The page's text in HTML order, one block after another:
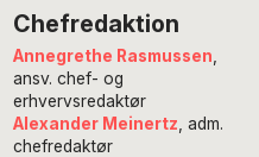
Chefredaktion
Annegrethe Rasmussen
ansv. chef- og
erhvervsredaktør
Alexander Meinertz , adm.
chefredaktør